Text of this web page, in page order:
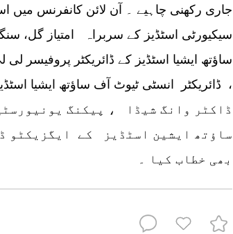
جاری رکھنی چاہیے ۔ آن لائن کانفرنس میں
سیکیورٹی اسٹڈیز کے سربراہ امتیاز گل،
ساؤتھ ایشیا اسٹڈیز کے ڈائریکٹر پروفیسر
، ڈائریکٹر انسٹی ٹیوٹ آف ساؤتھ ایشیا
ساؤتھ ایشین اسٹڈیز کے
بھی خطاب کیا ۔